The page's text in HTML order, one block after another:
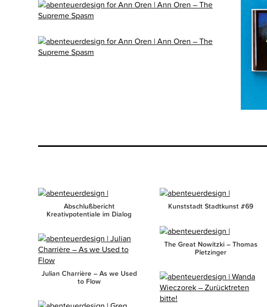
Abschlußbericht
Kreativpotentiale im Dialog
Kunststadt Stadtkunst #69
The Great Nowitzki – Thomas
Pletzinger
Julian Charrière – As we Used
to Flow